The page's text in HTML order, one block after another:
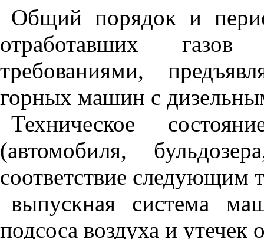
Общий порядок и
отработавших газов
требованиями,
горных машин с
Техническое
(автомобиля,
соответствие следующим
выпускная система
подсоса воздуха и утечек